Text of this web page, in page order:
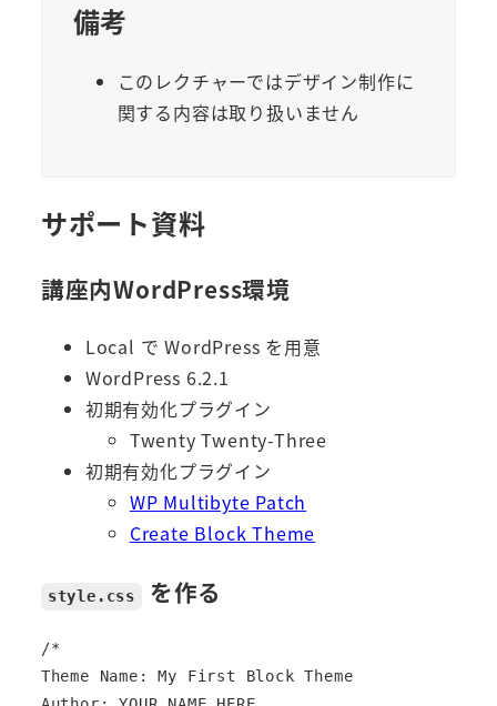
備考
このレクチャーではデザイン制作に
関する内容は取り扱いません
サポート資料
講座内WordPress環境
Local で WordPress を用意
WordPress 6.2.1
初期有効化プラグイン
Twenty Twenty-Three
初期有効化プラグイン
WP Multibyte Patch
Create Block Theme
style.css を作る
/*
Theme Name: My First Block Theme